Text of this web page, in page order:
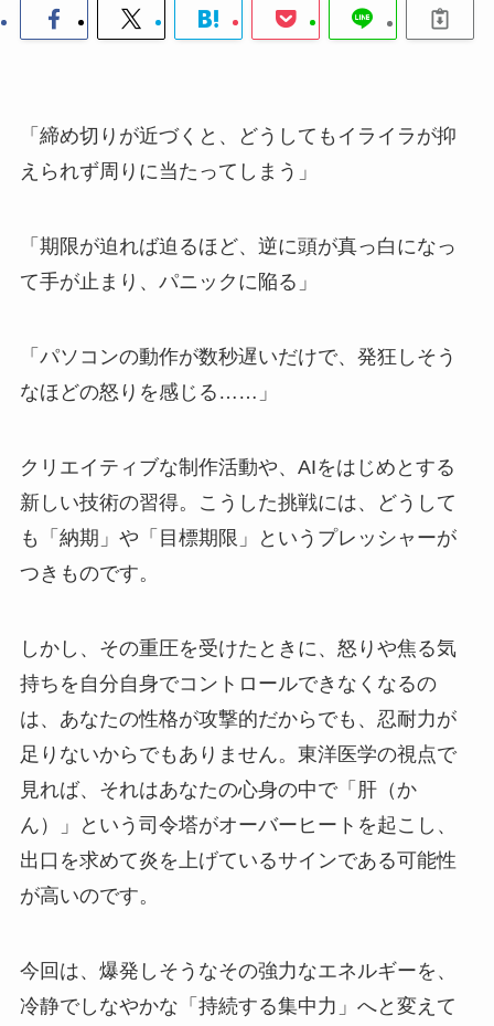
「締め切りが近づくと、どうしてもイライラが抑
えられず周りに当たってしまう」
「期限が迫れば迫るほど、逆に頭が真っ白になっ
て手が止まり、パニックに陥る」
「パソコンの動作が数秒遅いだけで、発狂しそう
なほどの怒りを感じる……」
クリエイティブな制作活動や、AIをはじめとする
新しい技術の習得。こうした挑戦には、どうして
も「納期」や「目標期限」というプレッシャーが
つきものです。
しかし、その重圧を受けたときに、怒りや焦る気
持ちを自分自身でコントロールできなくなるの
は、あなたの性格が攻撃的だからでも、忍耐力が
足りないからでもありません。東洋医学の視点で
見れば、それはあなたの心身の中で「肝（か
ん）」という司令塔がオーバーヒートを起こし、
出口を求めて炎を上げているサインである可能性
が高いのです。
今回は、爆発しそうなその強力なエネルギーを、
冷静でしなやかな「持続する集中力」へと変えて